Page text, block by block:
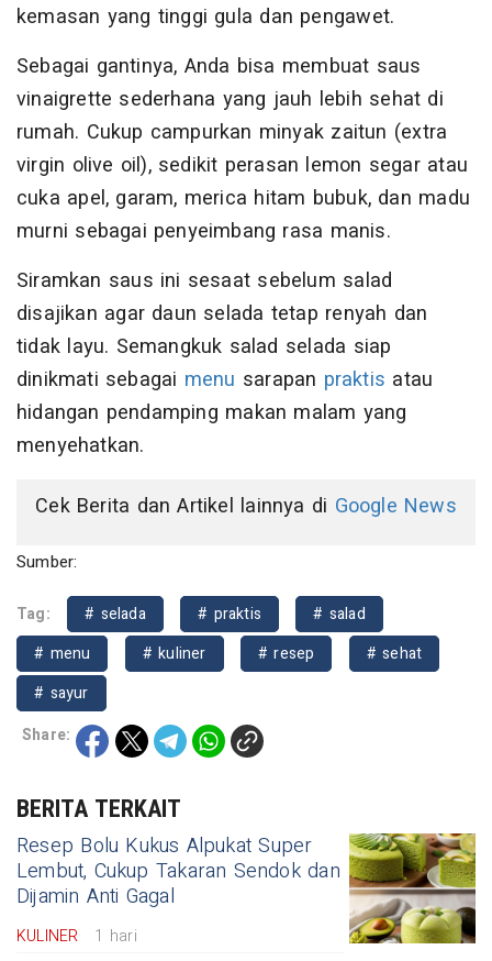
kemasan yang tinggi gula dan pengawet.
Sebagai gantinya, Anda bisa membuat saus
vinaigrette sederhana yang jauh lebih sehat di
rumah. Cukup campurkan minyak zaitun (extra
virgin olive oil), sedikit perasan lemon segar atau
cuka apel, garam, merica hitam bubuk, dan madu
murni sebagai penyeimbang rasa manis.
Siramkan saus ini sesaat sebelum salad
disajikan agar daun selada tetap renyah dan
tidak layu. Semangkuk salad selada siap
dinikmati sebagai menu sarapan praktis atau
hidangan pendamping makan malam yang
menyehatkan.
Cek Berita dan Artikel lainnya di Google News
Sumber:
Tag: # selada # praktis
# salad
# menu
# kuliner # resep
# sehat
# sayur
Share:
BERITA TERKAIT
Resep Bolu Kukus Alpukat Super
Lembut, Cukup Takaran Sendok dan
Dijamin Anti Gagal
KULINER 1 hari